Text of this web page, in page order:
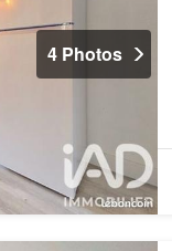
4 Photos